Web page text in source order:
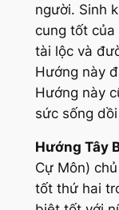
người. Sinh
cung tốt của
tài lộc và
Hướng này
Hướng này
sức sống
Hướng Tây
Cự Môn)
tốt thứ hai